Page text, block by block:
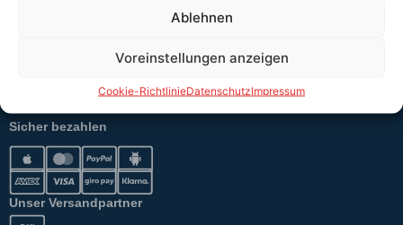
Ablehnen
Voreinstellungen anzeigen
Cookie-RichtlinieDatenschutzImpressum
Sicher bezahlen
Unser Versandpartner